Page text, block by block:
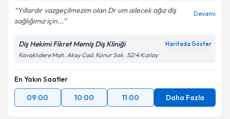
Yıllardır vazgeçilmezim olan Dr um ailecek ağız diş
sağlığımız için...
Devamı
Diş Hekimi Fikret Memiş Diş Kliniği Haritada Göster
Kavaklıdere Mah. Akay Cad. Konur Sok . 52/4 Kızılay
En Yakın Saatler
09:00
10:00 11:00 Daha Fazla